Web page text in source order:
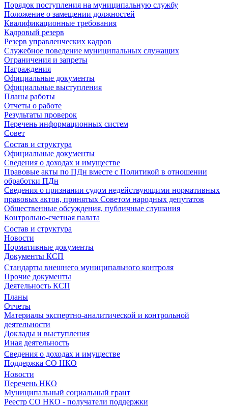
Порядок поступления на муниципальную службу
Положение о замещении должностей
Квалификационные требования
Кадровый резерв
Резерв управленческих кадров
Служебное поведение муниципальных служащих
Ограничения и запреты
Награждения
Официальные документы
Официальные выступления
Планы работы
Отчеты о работе
Результаты проверок
Перечень информационных систем
Совет
Состав и структура
Официальные документы
Сведения о доходах и имуществе
Правовые акты по ПДн вместе с Политикой в отношении
обработки ПДн
Сведения о признании судом недействующими нормативных
правовых актов, принятых Советом народных депутатов
Общественные обсуждения, публичные слушания
Контрольно-счетная палата
Состав и структура
Новости
Нормативные документы
Документы КСП
Стандарты внешнего муниципального контроля
Прочие документы
Деятельность КСП
Планы
Отчеты
Материалы экспертно-аналитической и контрольной
деятельности
Доклады и выступления
Иная деятельность
Сведения о доходах и имуществе
Поддержка СО НКО
Новости
Перечень НКО
Муниципальный социальный грант
Реестр СО НКО - получатели поддержки